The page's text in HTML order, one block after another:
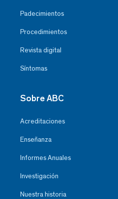
Padecimientos
Procedimientos
Revista digital
Síntomas
Sobre ABC
Acreditaciones
Enseñanza
Informes Anuales
Investigación
Nuestra historia